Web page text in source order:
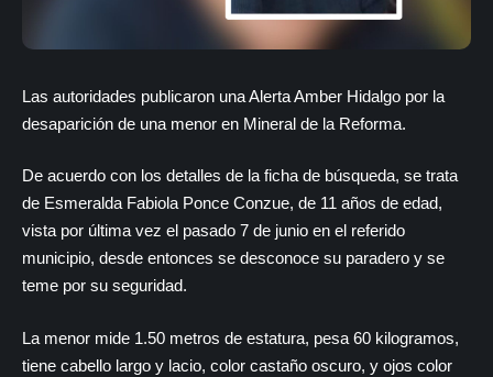
Las autoridades publicaron una Alerta Amber Hidalgo por la
desaparición de una menor en Mineral de la Reforma.
De acuerdo con los detalles de la ficha de búsqueda, se trata
de Esmeralda Fabiola Ponce Conzue, de 11 años de edad,
vista por última vez el pasado 7 de junio en el referido
municipio, desde entonces se desconoce su paradero y se
teme por su seguridad.
La menor mide 1.50 metros de estatura, pesa 60 kilogramos,
tiene cabello largo y lacio, color castaño oscuro, y ojos color